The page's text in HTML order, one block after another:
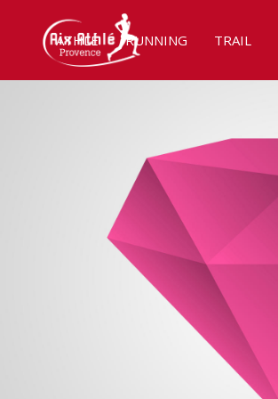
ATHLÉ RUNNING TRAIL